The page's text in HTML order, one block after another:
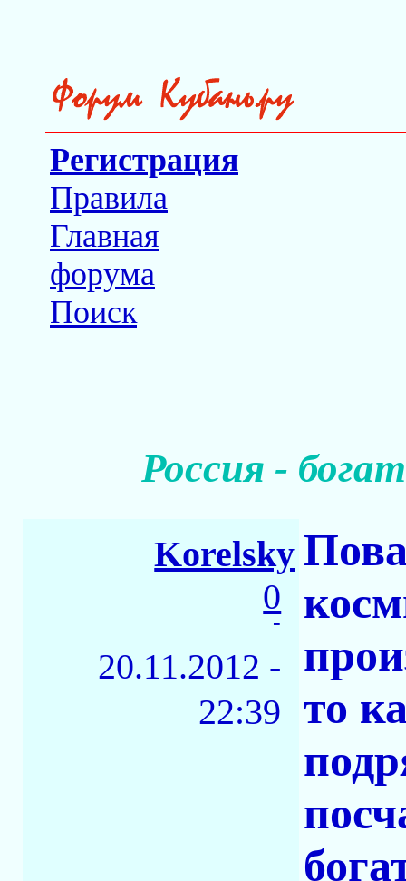
Регистрация
Правила
Главная
форума
Поиск
Россия -
Korelsky
0
-
20.11.2012 -
22:39 то